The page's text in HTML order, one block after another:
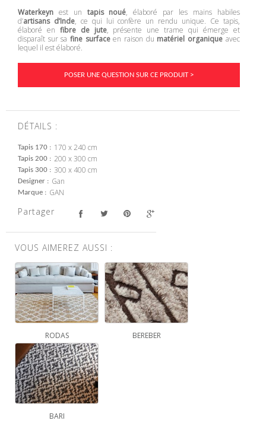
Waterkeyn est un tapis noué, élaboré par les mains habiles
d’artisans d’Inde, ce qui lui confère un rendu unique. Ce tapis,
élaboré en fibre de jute, présente une trame qui émerge et
disparaît sur safine surfaceen raison du matériel organique avec
lequel il est élaboré.
POSER UNE QUESTION SUR CE PRODUIT >
DÉTAILS :
Tapis 170 170 x 240 cm
Tapis 200 200 x 300 cm
Tapis 300 300 x 400 cm
Designer Gan
Marque GAN
Partager
VOUS AIMEREZ AUSSI :
RODAS BEREBER
BARI